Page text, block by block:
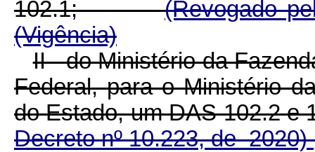
102.1;(Revogado
(Vigência)
II - do Ministério da
Federal, para o Ministério
do Estado, um DAS
Decreto nº 10.223, de 2020)